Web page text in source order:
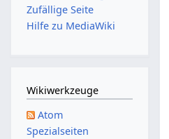
Zufällige Seite
Hilfe zu MediaWiki
Wikiwerkzeuge
Atom
Spezialseiten